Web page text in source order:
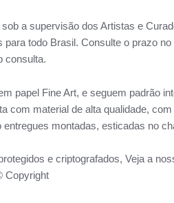
a supervisão dos Artistas e
para todo Brasil. Consulte o prazo
consulta.
papel Fine Art, e seguem padrão
com material de alta qualidade,
montadas, esticadas no
e criptografados, Veja a
Copyright